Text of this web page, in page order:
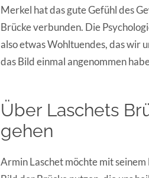
Merkel hat das gute Gefühl des
Brücke verbunden. Die
also etwas Wohltuendes, das wir
das Bild einmal angenommen
Über Laschets
gehen
Armin Laschet möchte mit